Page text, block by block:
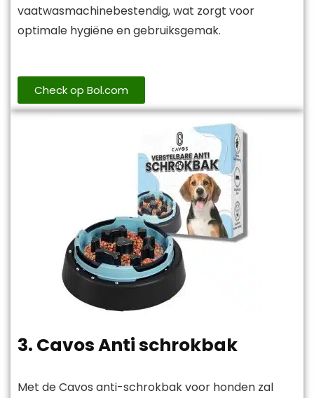
vaatwasmachinebestendig, wat zorgt voor
optimale hygiëne en gebruiksgemak.
Check op Bol.com
3. Cavos Anti schrokbak
Met de Cavos anti-schrokbak voor honden zal